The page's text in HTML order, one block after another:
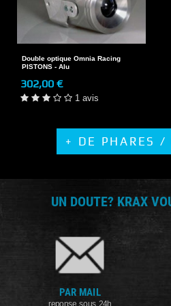
Double optique Omnia Racing
PISTONS - Alu
302,00 €
1 avis
+ DE PHARES /
UN DOUTE? KRAX
PAR MAIL
reponse sous 24h